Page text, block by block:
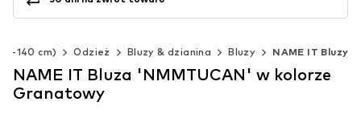
140 cm) Odzież Bluzy & dzianina Bluzy NAME IT Bluzy
NAME IT Bluza 'NMMTUCAN' w kolorze
Granatowy